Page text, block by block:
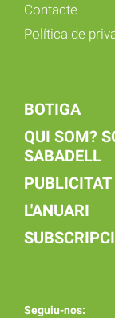
Contacte
Política de
BOTIGA
QUI SOM?
SABADELL
L'ANUARI
Seguiu-nos: